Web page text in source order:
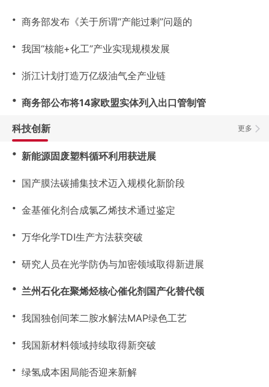
・ 商务部发布《关于所谓“产能过剩”问题的
・ 我国“核能+化工”产业实现规模发展
・ 浙江计划打造万亿级油气全产业链
・ 商务部公布将14家欧盟实体列入出口管制管
更多
科技创新
・ 新能源固废塑料循环利用获进展
・ 国产膜法碳捕集技术迈入规模化新阶段
・ 金基催化剂合成氯乙烯技术通过鉴定
・ 万华化学TDI生产方法获突破
・ 研究人员在光学防伪与加密领域取得新进展
・ 兰州石化在聚烯烃核心催化剂国产化替代领
・ 我国独创间苯二胺水解法MAP绿色工艺
・ 我国新材料领域持续取得新突破
・ 绿氢成本困局能否迎来新解